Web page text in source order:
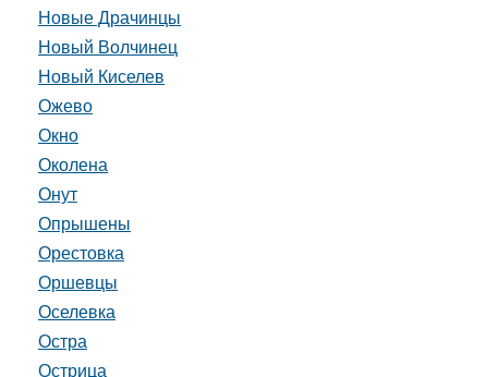
Новые Драчинцы
Новый Волчинец
Новый Киселев
Ожево
Окно
Околена
Онут
Опрышены
Орестовка
Оршевцы
Оселевка
Остра
Острица